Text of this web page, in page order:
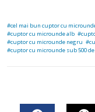
cel mai bun cuptor cu
cuptor cu microunde alb
cuptor cu microunde negru
cuptor cu microunde sub 500